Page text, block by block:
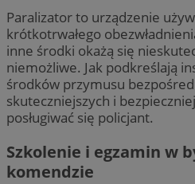
Paralizator to urządzenie
krótkotrwałego
inne środki okażą się
niemożliwe. Jak podkreślają
środków przymusu
skuteczniejszych i
posługiwać się policjant.
Szkolenie i egzamin w
komendzie